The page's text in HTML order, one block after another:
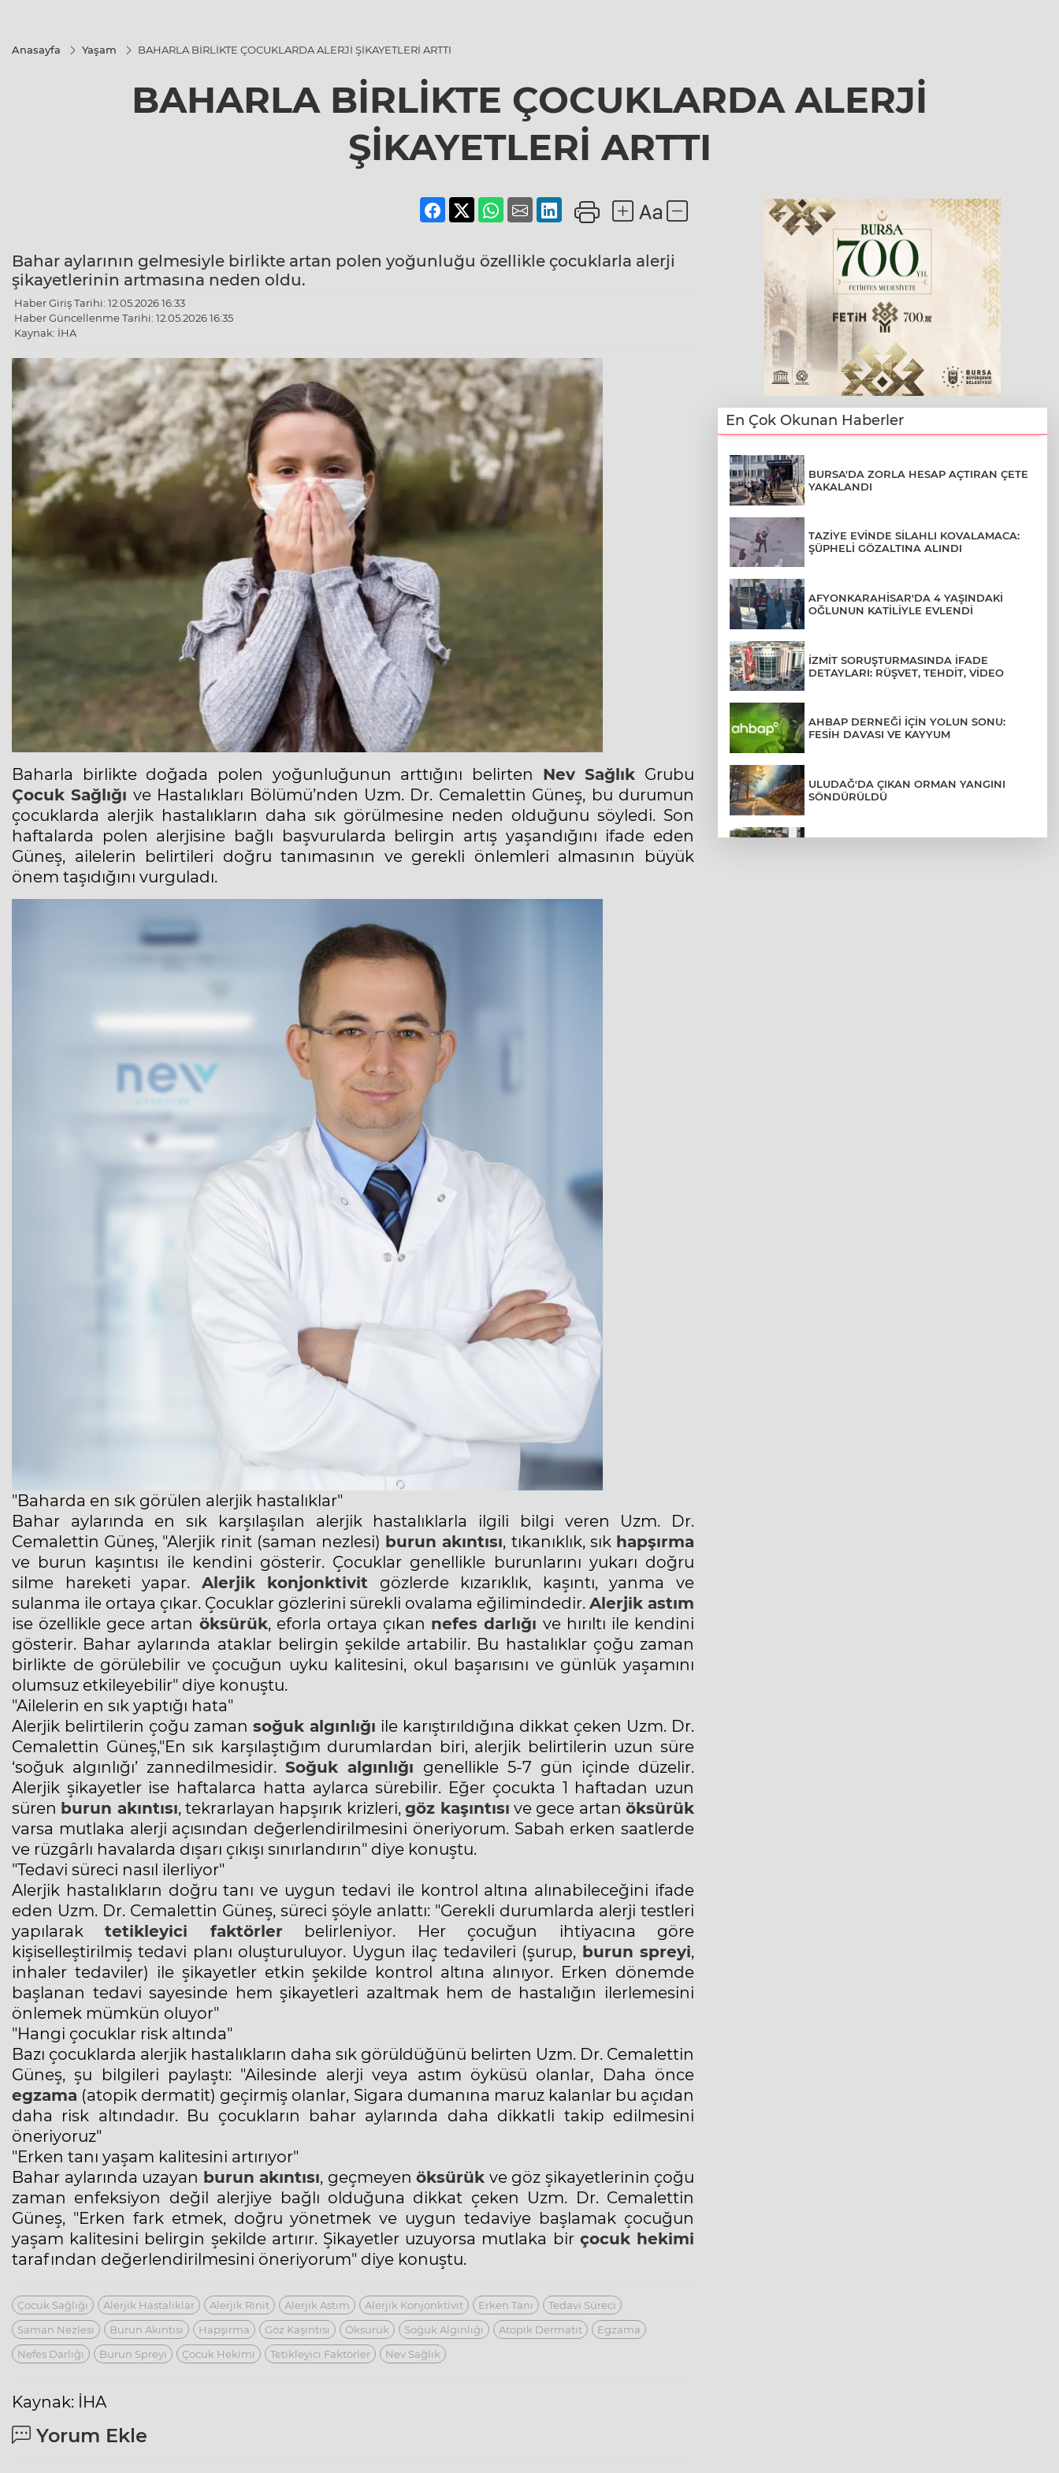
Anasayfa Yaşam BAHARLA BİRLİKTE ÇOCUKLARDA ALERJİ ŞİKAYETLERİ ARTTI
BAHARLA BİRLİKTE ÇOCUKLARDA ALERJİ
ŞİKAYETLERİ ARTTI
Bahar aylarının gelmesiyle birlikte artan polen yoğunluğu özellikle çocuklarla alerji
şikayetlerinin artmasına neden oldu.
Haber Giriş Tarihi: 12.05.2026 16:33
Haber Güncellenme Tarihi: 12.05.2026 16:35
Kaynak: İHA
Baharla birlikte doğada polen yoğunluğunun arttığını belirten Nev Sağlık Grubu
Çocuk Sağlığı ve Hastalıkları Bölümü’nden Uzm. Dr. Cemalettin Güneş, bu durumun
çocuklarda alerjik hastalıkların daha sık görülmesine neden olduğunu söyledi. Son
haftalarda polen alerjisine bağlı başvurularda belirgin artış yaşandığını ifade eden
Güneş, ailelerin belirtileri doğru tanımasının ve gerekli önlemleri almasının büyük
önem taşıdığını vurguladı.
"Baharda en sık görülen alerjik hastalıklar"
Bahar aylarında en sık karşılaşılan alerjik hastalıklarla ilgili bilgi veren Uzm. Dr.
Cemalettin Güneş, "Alerjik rinit (saman nezlesi) burun akıntısı, tıkanıklık, sık hapşırma
ve burun kaşıntısı ile kendini gösterir. Çocuklar genellikle burunlarını yukarı doğru
silme hareketi yapar. Alerjik konjonktivit gözlerde kızarıklık, kaşıntı, yanma ve
sulanma ile ortaya çıkar. Çocuklar gözlerini sürekli ovalama eğilimindedir. Alerjik astım
ise özellikle gece artan öksürük, eforla ortaya çıkan nefes darlığı ve hırıltı ile kendini
gösterir. Bahar aylarında ataklar belirgin şekilde artabilir. Bu hastalıklar çoğu zaman
birlikte de görülebilir ve çocuğun uyku kalitesini, okul başarısını ve günlük yaşamını
olumsuz etkileyebilir" diye konuştu.
"Ailelerin en sık yaptığı hata"
Alerjik belirtilerin çoğu zaman soğuk algınlığı ile karıştırıldığına dikkat çeken Uzm. Dr.
Cemalettin Güneş,"En sık karşılaştığım durumlardan biri, alerjik belirtilerin uzun süre
‘soğuk algınlığı’ zannedilmesidir.Soğuk algınlığı genellikle 5-7 gün içinde düzelir.
Alerjik şikayetler ise haftalarca hatta aylarca sürebilir. Eğer çocukta 1 haftadan uzun
süren burun akıntısı, tekrarlayan hapşırık krizleri,göz kaşıntısı ve gece artanöksürük
varsa mutlaka alerji açısından değerlendirilmesini öneriyorum. Sabah erken saatlerde
ve rüzgârlı havalarda dışarı çıkışı sınırlandırın" diye konuştu.
"Tedavi süreci nasıl ilerliyor"
Alerjik hastalıkların doğru tanı ve uygun tedavi ile kontrol altına alınabileceğini ifade
eden Uzm. Dr. Cemalettin Güneş, süreci şöyle anlattı: "Gerekli durumlarda alerji testleri
yapılaraktetikleyici faktörler belirleniyor. Her çocuğun ihtiyacına göre
kişiselleştirilmiş tedavi planı oluşturuluyor. Uygun ilaç tedavileri (şurup, burun spreyi,
inhaler tedaviler) ile şikayetler etkin şekilde kontrol altına alınıyor. Erken dönemde
başlanan tedavi sayesinde hem şikayetleri azaltmak hem de hastalığın ilerlemesini
önlemek mümkün oluyor"
"Hangi çocuklar risk altında"
Bazı çocuklarda alerjik hastalıkların daha sık görüldüğünü belirten Uzm. Dr. Cemalettin
Güneş, şu bilgileri paylaştı: "Ailesinde alerji veya astım öyküsü olanlar, Daha önce
egzama (atopik dermatit) geçirmiş olanlar, Sigara dumanına maruz kalanlar bu açıdan
daha risk altındadır. Bu çocukların bahar aylarında daha dikkatli takip edilmesini
öneriyoruz"
"Erken tanı yaşam kalitesini artırıyor"
Bahar aylarında uzayan burun akıntısı, geçmeyen öksürük ve göz şikayetlerinin çoğu
zaman enfeksiyon değil alerjiye bağlı olduğuna dikkat çeken Uzm. Dr. Cemalettin
Güneş, "Erken fark etmek, doğru yönetmek ve uygun tedaviye başlamak çocuğun
yaşam kalitesini belirgin şekilde artırır. Şikayetler uzuyorsa mutlaka bir çocuk hekimi
tarafından değerlendirilmesini öneriyorum" diye konuştu.
Çocuk Sağlığı Alerjik Hastalıklar Alerjik Rinit Alerjik Astım Alerjik Konjonktivit Erken Tanı
Tedavi Süreci
Saman Nezlesi
Burun Akıntısı Hapşırma Göz Kaşıntısı Öksürük Soğuk Algınlığı Atopik Dermatit
Egzama
Nefes Darlığı
Burun Spreyi Çocuk Hekimi Tetikleyici Faktörler Nev Sağlık
Kaynak: İHA
Yorum Ekle
En Çok Okunan Haberler
BURSA'DA ZORLA HESAP AÇTIRAN ÇETE
YAKALANDI
TAZİYE EVİNDE SİLAHLI KOVALAMACA:
ŞÜPHELİ GÖZALTINA ALINDI
AFYONKARAHİSAR'DA 4 YAŞINDAKİ
OĞLUNUN KATİLİYLE EVLENDİ
İZMİT SORUŞTURMASINDA İFADE
DETAYLARI: RÜŞVET, TEHDİT, VİDEO
AHBAP DERNEĞİ İÇİN YOLUN SONU:
FESİH DAVASI VE KAYYUM
ULUDAĞ'DA ÇIKAN ORMAN YANGINI
SÖNDÜRÜLDÜ